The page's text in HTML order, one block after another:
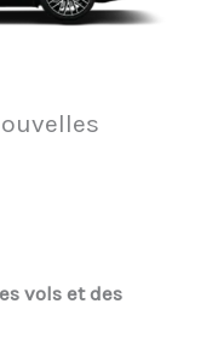
vols et des